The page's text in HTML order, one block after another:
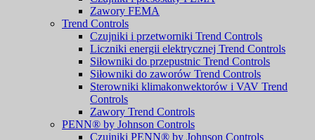
Zawory FEMA
Trend Controls
Czujniki i przetworniki Trend Controls
Liczniki energii elektrycznej Trend Controls
Siłowniki do przepustnic Trend Controls
Siłowniki do zaworów Trend Controls
Sterowniki klimakonwektorów i VAV Trend
Controls
Zawory Trend Controls
PENN® by Johnson Controls
Czujniki PENN® by Johnson Controls